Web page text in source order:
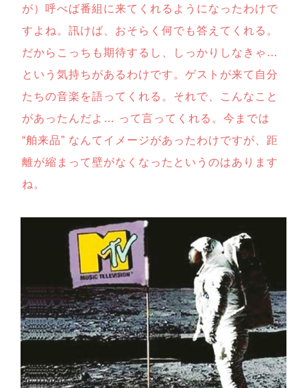
が）呼べば番組に来てくれるようになったわけで
すよね。訊けば、おそらく何でも答えてくれる。
だからこっちも期待するし、しっかりしなきゃ…
という気持ちがあるわけです。ゲストが来て自分
たちの音楽を語ってくれる。それで、こんなこと
があったんだよ… って言ってくれる。今までは
“舶来品” なんてイメージがあったわけですが、距
離が縮まって壁がなくなったというのはあります
ね。